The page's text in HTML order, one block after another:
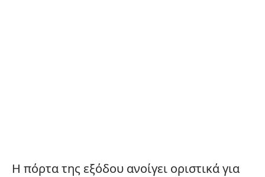
Η πόρτα της εξόδου ανοίγει οριστικά για